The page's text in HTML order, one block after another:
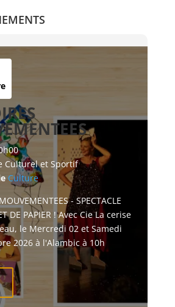
Culturel et Sportif
Culture
- SPECTACLE
DE PAPIER ! Avec Cie La cerise
le Mercredi 02 et Samedi
2026 à l'Alambic à 10h